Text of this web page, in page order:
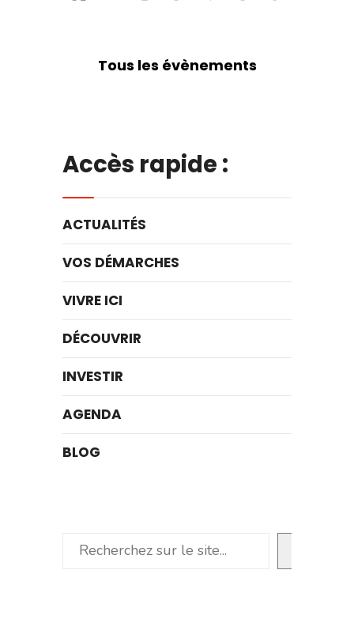
Tous les évènements
Accès rapide :
ACTUALITÉS
VOS DÉMARCHES
VIVRE ICI
DÉCOUVRIR
INVESTIR
AGENDA
BLOG
Rechercher